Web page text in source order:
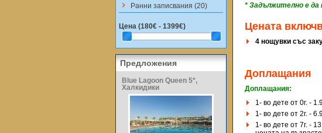
* Задължително е да
Цената
4 нощувки със
Доплащания
Доплащания:
1- во дете от 0г. -
1- во дете от 2г. -
1- во дете от 7г. -
keyboard_arrow_right Ранни записвания (20)
Цена (180€ - 1399€)
Предложения
Blue Lagoon Queen 5*,
Халкидики